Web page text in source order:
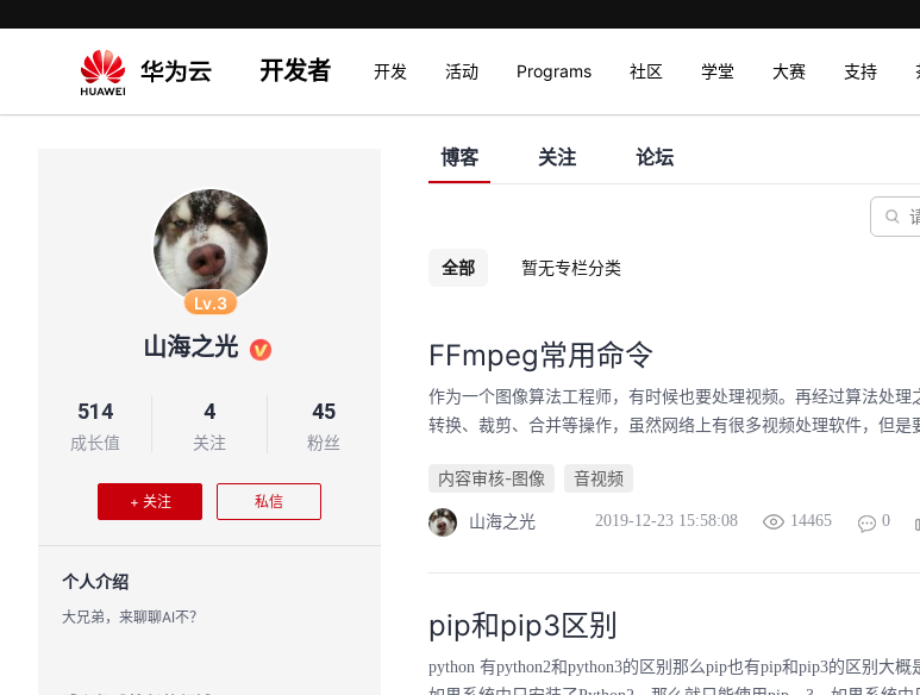
开发者 开发 活动 Programs 社区 学堂 大赛 支持
Lv.3
山海之光
514
成长值
4
关注
45
粉丝
+ 关注 私信
个人介绍
大兄弟，来聊聊AI不？
博客 关注 论坛
全部 暂无专栏分类
FFmpeg常用命令
作为一个图像算法工程师，有时候也要处理视频。再经过算法处
转换、裁剪、合并等操作，虽然网络上有很多视频处理软件，但
内容审核-图像 音视频
山海之光 2019-12-23 15:58:08 14465 0
pip和pip3区别
python 有python2和python3的区别那么pip也有pip和pip3的区别大